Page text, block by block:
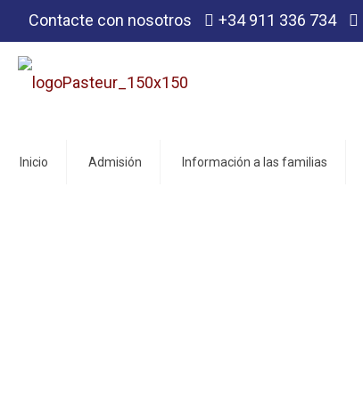
Contacte con nosotros +34 911 336 734
Inicio Admisión Información a las familias